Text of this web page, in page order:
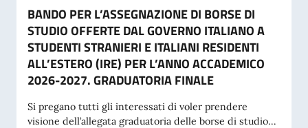
BANDO PER L’ASSEGNAZIONE DI BORSE DI
STUDIO OFFERTE DAL GOVERNO ITALIANO A
STUDENTI STRANIERI E ITALIANI RESIDENTI
ALL’ESTERO (IRE) PER L’ANNO ACCADEMICO
2026-2027. GRADUATORIA FINALE
Si pregano tutti gli interessati di voler prendere
visione dell’allegata graduatoria delle borse di studio...